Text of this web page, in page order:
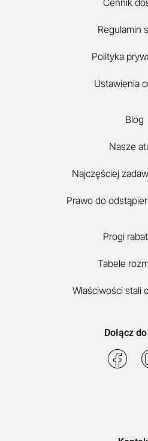
Regulamin
Polityka
Ustawienia
Blog
Nasze
Najczęściej
Prawo do
Progi
Tabele
Właściwości stali
Dołącz